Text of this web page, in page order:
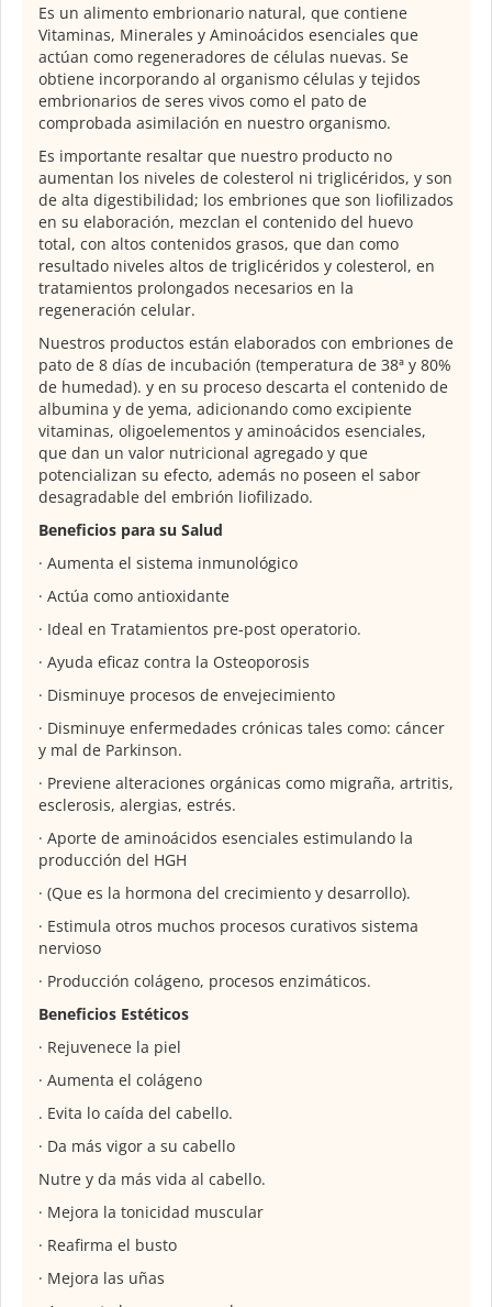
Es un alimento embrionario natural, que contiene
Vitaminas, Minerales y Aminoácidos esenciales que
actúan como regeneradores de células nuevas. Se
obtiene incorporando al organismo células y tejidos
embrionarios de seres vivos como el pato de
comprobada asimilación en nuestro organismo.
Es importante resaltar que nuestro producto no
aumentan los niveles de colesterol ni triglicéridos, y son
de alta digestibilidad; los embriones que son liofilizados
en su elaboración, mezclan el contenido del huevo
total, con altos contenidos grasos, que dan como
resultado niveles altos de triglicéridos y colesterol, en
tratamientos prolongados necesarios en la
regeneración celular.
Nuestros productos están elaborados con embriones de
pato de 8 días de incubación (temperatura de 38ª y 80%
de humedad). y en su proceso descarta el contenido de
albumina y de yema, adicionando como excipiente
vitaminas, oligoelementos y aminoácidos esenciales,
que dan un valor nutricional agregado y que
potencializan su efecto, además no poseen el sabor
desagradable del embrión liofilizado.
Beneficios para su Salud
· Aumenta el sistema inmunológico
· Actúa como antioxidante
· Ideal en Tratamientos pre-post operatorio.
· Ayuda eficaz contra la Osteoporosis
· Disminuye procesos de envejecimiento
· Disminuye enfermedades crónicas tales como: cáncer
y mal de Parkinson.
· Previene alteraciones orgánicas como migraña, artritis,
esclerosis, alergias, estrés.
· Aporte de aminoácidos esenciales estimulando la
producción del HGH
· (Que es la hormona del crecimiento y desarrollo).
· Estimula otros muchos procesos curativos sistema
nervioso
· Producción colágeno, procesos enzimáticos.
Beneficios Estéticos
· Rejuvenece la piel
· Aumenta el colágeno
. Evita lo caída del cabello.
· Da más vigor a su cabello
Nutre y da más vida al cabello.
· Mejora la tonicidad muscular
· Reafirma el busto
· Mejora las uñas